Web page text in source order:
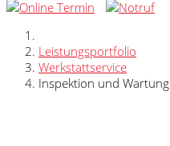
Leistungsportfolio
Werkstattservice
Inspektion und Wartung